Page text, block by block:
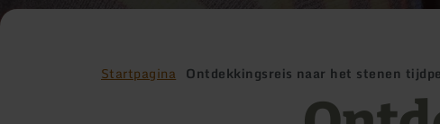
Startpagina Ontdekkingsreis naar het stenen